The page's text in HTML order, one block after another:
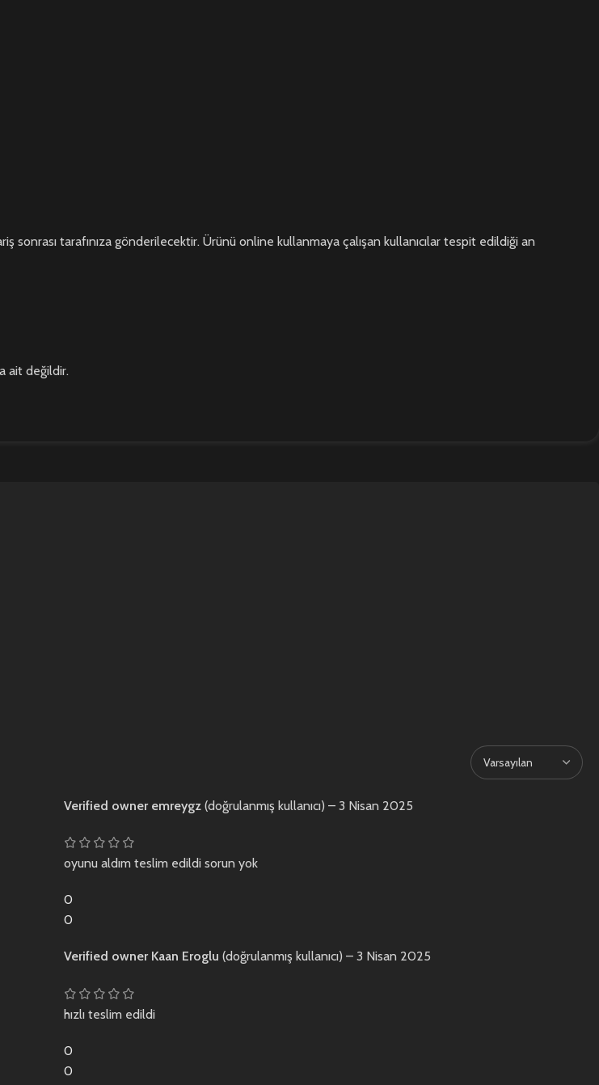
sonrası tarafınıza gönderilecektir. Ürünü online kullanmaya çalışan kullanıcılar tespit edildiği an
ait değildir.
Verified owner emreygz (doğrulanmış kullanıcı) – 3 Nisan 2025
oyunu aldım teslim edildi sorun yok
0
0
Verified owner Kaan Eroglu (doğrulanmış kullanıcı) – 3 Nisan 2025
hızlı teslim edildi
0
0